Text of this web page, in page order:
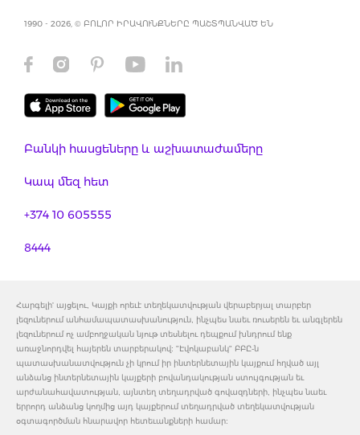
1990 - 2026, © ԲՈԼՈՐ ԻՐԱՎՈՒՆՔՆԵՐԸ ՊԱՇՏՊԱՆՎԱԾ ԵՆ
Բանկի հասցեները և աշխատաժամերը
Կապ մեզ հետ
+374 10 605555
8444
Հարգելի' այցելու, Կայքի որեւէ տեղեկատվության վերաբերյալ տարբեր
լեզուներում անհամապատասխանություն, ինչպես նաեւ ռուսերեն եւ անգլերեն
լեզուներում ոչ ամբողջական նյութ տեսնելու դեպքում խնդրում ենք
առաջնորդվել հայերեն տարբերակով: "Էվոկաբանկ" ԲԲԸ-ն
պատասխանատվություն չի կրում իր ինտերնետային կայքում հղված այլ
անձանց ինտերնետային կայքերի բովանդակության ստույգության եւ
արժանահավատության, այնտեղ տեղադրված գովազդների, ինչպես նաեւ
երրորդ անձանց կողմից այդ կայքերում տեղադրված տեղեկատվության
օգտագործման հնարավոր հետեւանքների համար: